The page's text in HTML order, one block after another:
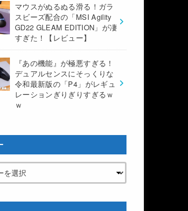
マウスがぬるぬる滑る！ガラ
スビーズ配合の「MSI Agility
GD22 GLEAM EDITION」が凄
すぎた！【レビュー】
『あの機能』が極悪すぎる！
デュアルセンスにそっくりな
令和最新版の「P4」がレギュ
レーションぎりぎりすぎるｗ
ｗ